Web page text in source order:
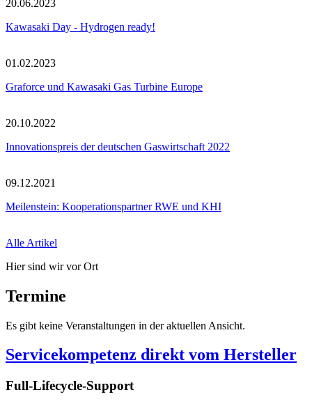
20.06.2023
Kawasaki Day - Hydrogen ready!
01.02.2023
Graforce und Kawasaki Gas Turbine Europe
20.10.2022
Innovationspreis der deutschen Gaswirtschaft 2022
09.12.2021
Meilenstein: Kooperationspartner RWE und KHI
Alle Artikel
Hier sind wir vor Ort
Termine
Es gibt keine Veranstaltungen in der aktuellen Ansicht.
Servicekompetenz direkt vom Hersteller
Full-Lifecycle-Support